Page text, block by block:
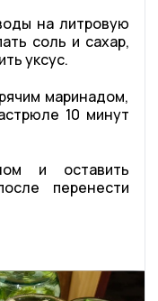
на литровую
соль и сахар,
уксус.
маринадом,
10 минут
и оставить
перенести